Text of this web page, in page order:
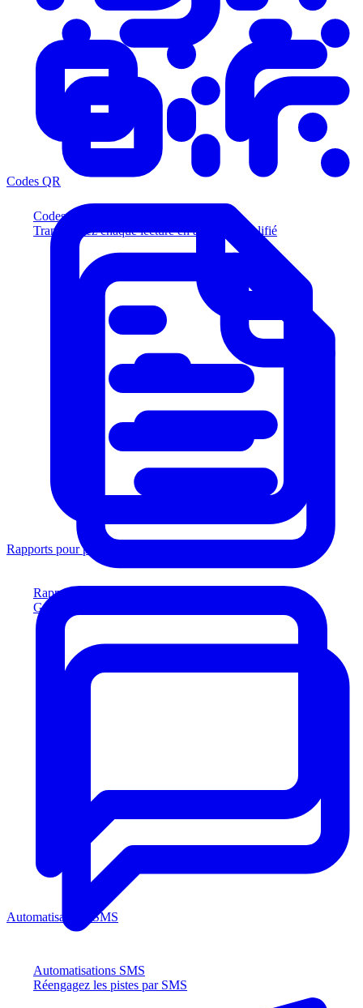
Codes QR
Transformez chaque lecture en acheteur qualifié
Rapports pour prêteurs
Générez des rapports conformes aux prêteurs
Automatisations SMS
Réengagez les pistes par SMS
Codes QR
Rapports pour prêteurs
Automatisations SMS